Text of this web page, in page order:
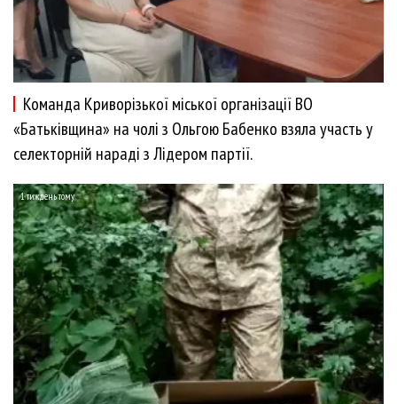
Команда Криворізької міської організації ВО
«Батьківщина» на чолі з Ольгою Бабенко взяла участь у
селекторній нараді з Лідером партії.
1 тиждень тому